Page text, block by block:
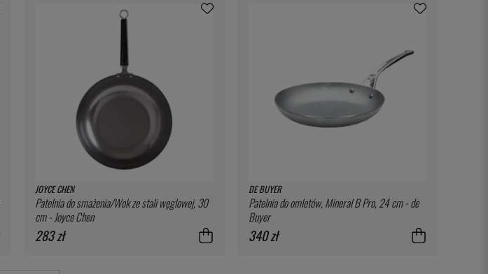
JOYCE CHEN
Patelnia do smażenia/Wok ze stali węglowej, 30
cm - Joyce Chen
283 zł
DE BUYER
Patelnia do omletów, Mineral B Pro, 24 cm - de
Buyer
340 zł